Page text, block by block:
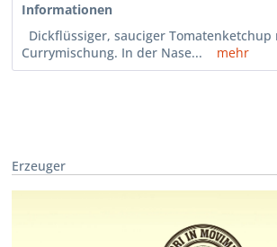
Informationen
Dickflüssiger, sauciger
Currymischung. In der Nase...
mehr
Erzeuger